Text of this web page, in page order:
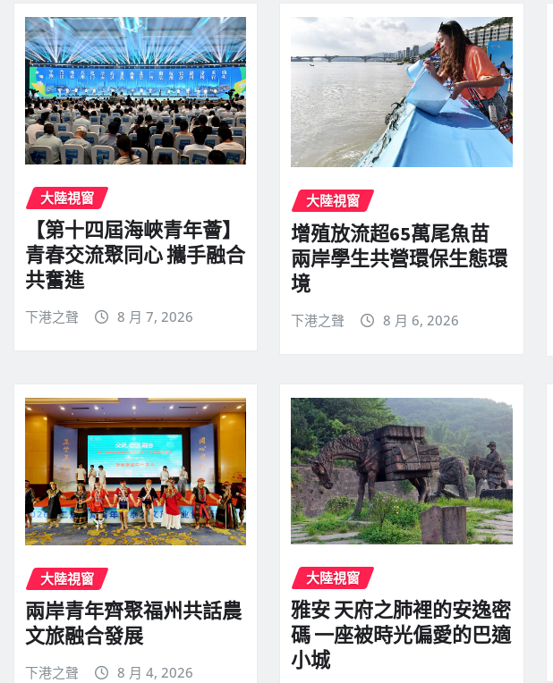
大陸視窗
【第十四屆海峽青年薈】
青春交流聚同心 攜手融合
共奮進
下港之聲 8 月 7, 2026
大陸視窗
增殖放流超65萬尾魚苗
兩岸學生共營環保生態環
境
下港之聲 8 月 6, 2026
大陸視窗
兩岸青年齊聚福州共話農
文旅融合發展
下港之聲 8 月 4, 2026
大陸視窗
雅安 天府之肺裡的安逸密
碼 一座被時光偏愛的巴適
小城